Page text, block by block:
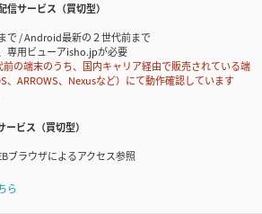
信サービス（買切型）
で / Android最新の２世代前まで
専用ビューアisho.jpが必要
の端末のうち、国内キャリア経由で販売されている端
、ARROWS、Nexusなど）にて動作確認しています
ービス（買切型）
ブラウザによるアクセス参照
ら